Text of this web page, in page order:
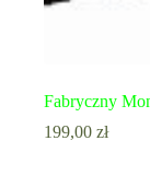
Fabryczny
199,00 zł